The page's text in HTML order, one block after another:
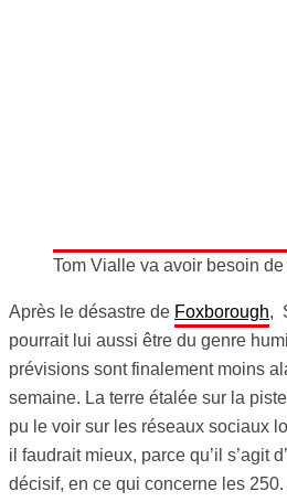
Tom Vialle va avoir besoin
Après le désastre de Foxborough,
pourrait lui aussi être du genre
prévisions sont finalement moins
semaine. La terre étalée sur la
pu le voir sur les réseaux sociaux
il faudrait mieux, parce qu’il s’agit
décisif, en ce qui concerne les